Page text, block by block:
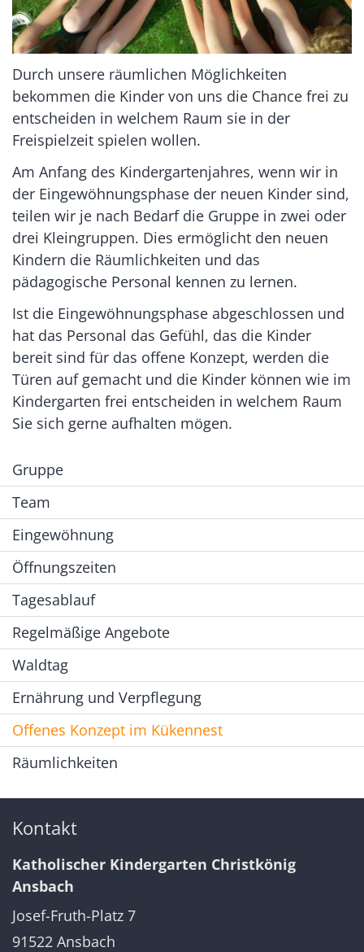
Durch unsere räumlichen Möglichkeiten
bekommen die Kinder von uns die Chance frei zu
entscheiden in welchem Raum sie in der
Freispielzeit spielen wollen.
Am Anfang des Kindergartenjahres, wenn wir in
der Eingewöhnungsphase der neuen Kinder sind,
teilen wir je nach Bedarf die Gruppe in zwei oder
drei Kleingruppen. Dies ermöglicht den neuen
Kindern die Räumlichkeiten und das
pädagogische Personal kennen zu lernen.
Ist die Eingewöhnungsphase abgeschlossen und
hat das Personal das Gefühl, das die Kinder
bereit sind für das offene Konzept, werden die
Türen auf gemacht und die Kinder können wie im
Kindergarten frei entscheiden in welchem Raum
Sie sich gerne aufhalten mögen.
Gruppe
Team
Eingewöhnung
Öffnungszeiten
Tagesablauf
Regelmäßige Angebote
Waldtag
Ernährung und Verpflegung
Offenes Konzept im Kükennest
Räumlichkeiten
Kontakt
Katholischer Kindergarten Christkönig
Ansbach
Josef-Fruth-Platz 7
91522 Ansbach